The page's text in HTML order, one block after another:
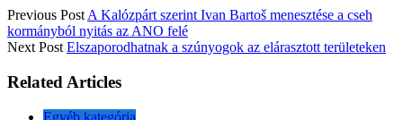
Previous Post A Kalózpárt szerint Ivan Bartoš menesztése a cseh
kormányból nyitás az ANO felé
Next Post Elszaporodhatnak a szúnyogok az elárasztott területeken
Related Articles
Egyéb kategória